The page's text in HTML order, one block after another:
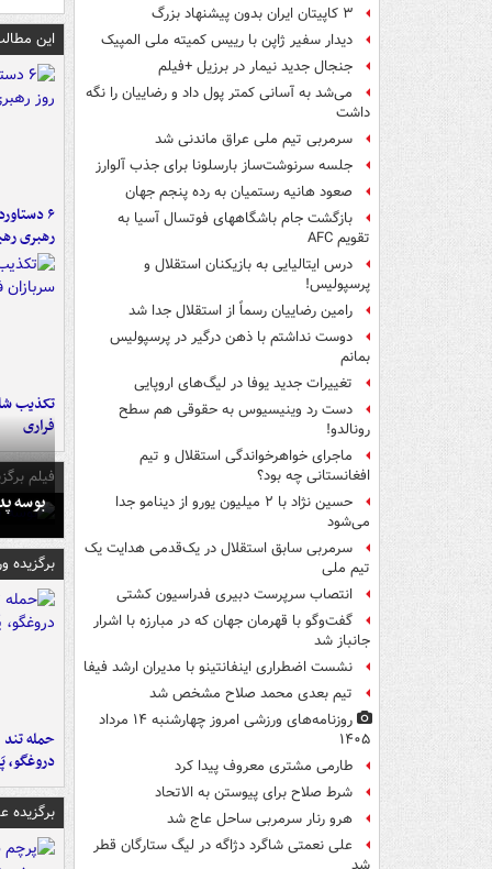
۳ کاپیتان ایران بدون پیشنهاد بزرگ
دیدار سفیر ژاپن با رییس کمیته ملی المپیک
جنجال جدید نیمار در برزیل +فیلم
می‌شد به آسانی کمتر پول داد و رضاییان را نگه
داشت
سرمربی تیم ملی عراق ماندنی شد
جلسه سرنوشت‌ساز بارسلونا برای جذب آلوارز
صعود هانیه رستمیان به رده پنجم جهان
بازگشت جام باشگاههای فوتسال آسیا به
تقویم AFC
درس ایتالیایی‌ به بازیکنان استقلال و
پرسپولیس!
رامین رضاییان رسماً از استقلال جدا شد
دوست نداشتم با ذهن درگیر در پرسپولیس
بمانم
تغییرات جدید یوفا در لیگ‌های اروپایی
دست رد وینیسیوس به حقوقی هم سطح
رونالدو!
ماجرای خواهرخواندگی استقلال و تیم
افغانستانی چه بود؟
حسین نژاد با ۲ میلیون یورو از دینامو جدا
می‌شود
سرمربی سابق استقلال در یک‌قدمی هدایت یک
تیم ملی
انتصاب سرپرست دبیری فدراسیون کشتی
گفت‌وگو با قهرمان جهان که در مبارزه با اشرار
جانباز شد
نشست اضطراری اینفانتینو با مدیران ارشد فیفا
تیم بعدی محمد صلاح مشخص شد
روزنامه‌های ورزشی امروز چهارشنبه ۱۴ مرداد
۱۴۰۵
طارمی مشتری معروف پیدا کرد
شرط صلاح برای پیوستن به الاتحاد
هرو رنار سرمربی ساحل عاج شد
علی نعمتی شاگرد دژاگه در لیگ ستارگان قطر
این
رهبری
تکذیب
فراری
فیلم
بوسه‌
برگزیده
حمله تند